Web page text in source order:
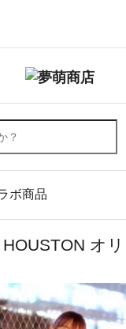
ボ商品
オ